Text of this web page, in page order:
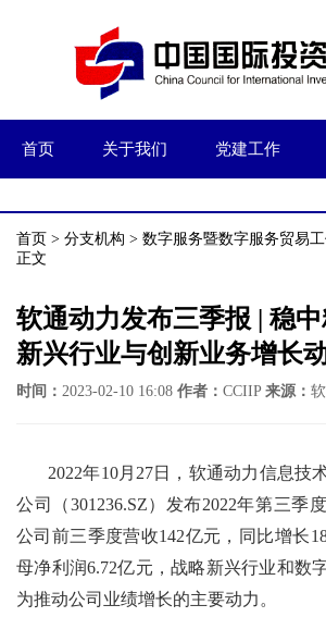
首页 关于我们 党建工作
首页 > 分支机构 > 数字服务暨数字服务贸易
正文
软通动力发布三季报 | 稳
新兴行业与创新业务增长
时间： 2023-02-10 16:08 作者： CCIIP 来源：
2022年10月27日，软通动力信息技
公司（301236.SZ）发布2022年第三季
公司前三季度营收142亿元，同比增长
母净利润6.72亿元，战略新兴行业和数
为推动公司业绩增长的主要动力。